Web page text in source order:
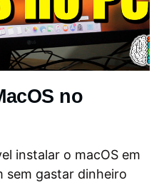
no
instalar o macOS em
sem gastar dinheiro